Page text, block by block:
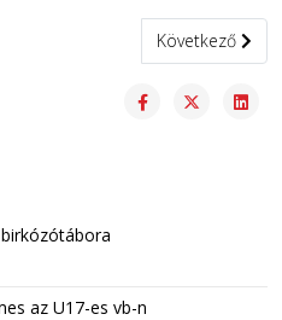
a zágrábi UWW-rangsorversenyt
Következő
Következő
az U17-es vb-n